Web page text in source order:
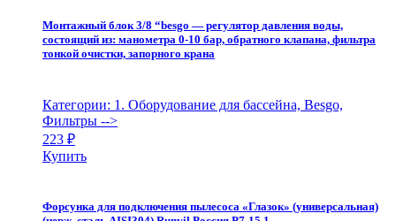
Монтажный блок 3/8 “besgo — регулятор давления воды,
состоящий из: манометра 0-10 бар, обратного клапана, фильтра
тонкой очистки, запорного крана
Категории: 1. Оборудование для бассейна, Besgo,
Фильтры -->
223 ₽
Купить
Форсунка для подключения пылесоса «Глазок» (универсальная)